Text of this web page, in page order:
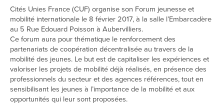
Cités Unies France (CUF) organise son Forum jeunesse et
mobilité internationale le 8 février 2017, à la salle l’Embarcadère
au 5 Rue Edouard Poisson à Aubervilliers.
Ce forum aura pour thématique le renforcement des
partenariats de coopération décentralisée au travers de la
mobilité des jeunes. Le but est de capitaliser les expériences et
valoriser les projets de mobilité déjà réalisés, en présence des
professionnels du secteur et des agences références, tout en
sensibilisant les jeunes à l’importance de la mobilité et aux
opportunités qui leur sont proposées.